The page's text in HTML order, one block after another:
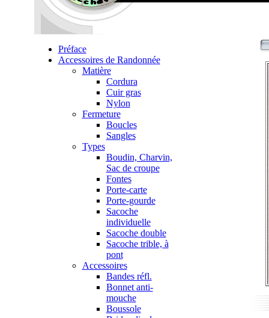
Préface
Accessoires de Randonnée
Matière
Cordura
Cuir gras
Nylon
Fermeture
Boucles
Sangles
Types
Boudin, Charvin,
Sac de croupe
Fontes
Porte-carte
Porte-gourde
Sacoche
individuelle
Sacoche double
Sacoche trible, à
pont
Accessoires
Bandes réfl.
Bonnet anti-
mouche
Boussole